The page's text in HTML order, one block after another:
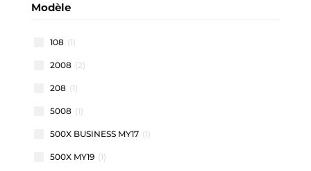
Modèle
108 (1)
2008 (2)
208 (1)
5008 (1)
500X BUSINESS MY17 (1)
500X MY19 (1)